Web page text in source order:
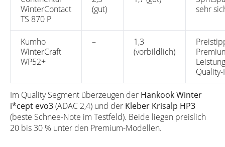
WinterContact
TS 870 P
(gut)
sehr
Kumho
WinterCraft
WP52+
–
1,3
(vorbildlich)
Im Quality Segment überzeugen der Hankook Winter
i*cept evo3(ADAC 2,4) und der Kleber Krisalp HP3
(beste Schnee-Note im Testfeld). Beide liegen preislich
20 bis 30 % unter den Premium-Modellen.